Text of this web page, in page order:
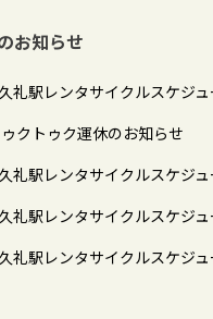
お知らせ
礼駅レンタサイクルスケジ
クトゥク運休のお知らせ
礼駅レンタサイクルスケジ
礼駅レンタサイクルスケジ
礼駅レンタサイクルスケジ